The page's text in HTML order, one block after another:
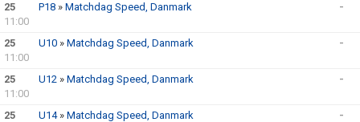
25
11:00
P18 » Matchdag Speed, Danmark -
25
11:00
U10 » Matchdag Speed, Danmark -
25
11:00
U12 » Matchdag Speed, Danmark -
25
U14» Matchdag Speed, Danmark -